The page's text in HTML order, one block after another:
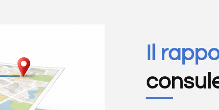
Il